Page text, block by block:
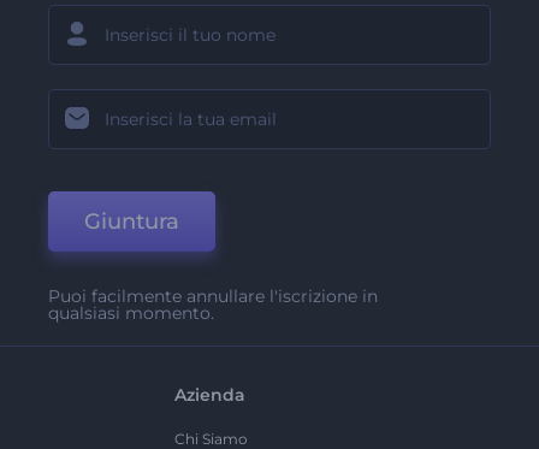
Giuntura
Puoi facilmente annullare l'iscrizione in
qualsiasi momento.
Azienda
Chi Siamo